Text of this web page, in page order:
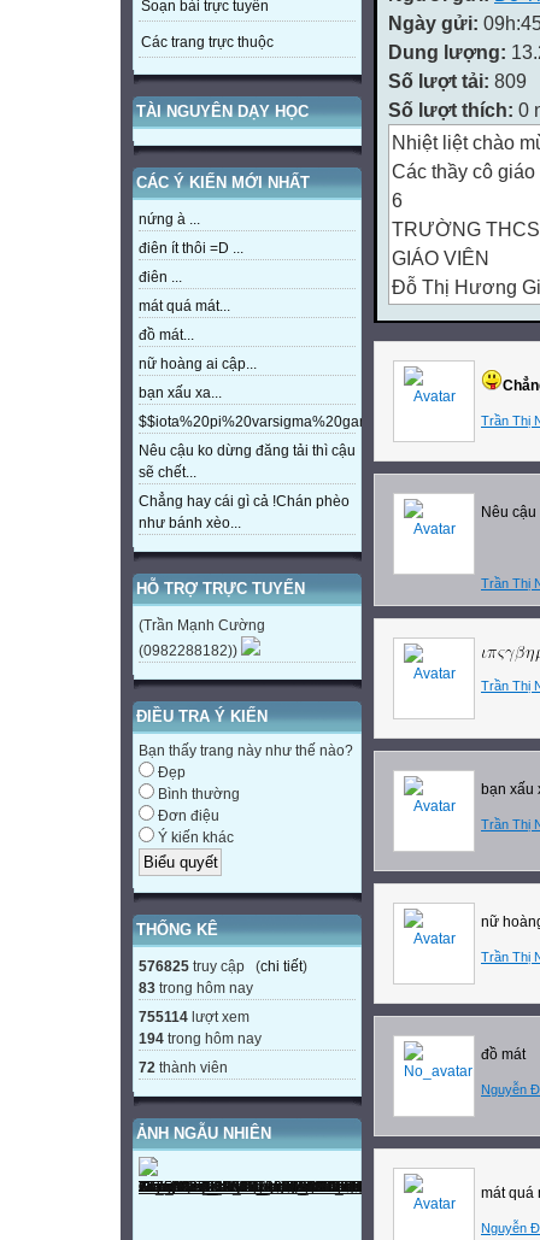
Soạn bài trực tuyến
Các trang trực thuộc
TÀI NGUYÊN DẠY HỌC
CÁC Ý KIẾN MỚI NHẤT
nứng à ...
điên ít thôi =D ...
điên ...
mát quá mát...
đồ mát...
nữ hoàng ai cập...
bạn xấu xa...
Nêu cậu ko dừng đăng tải thì cậu
sẽ chết...
Chẳng hay cái gì cả !Chán phèo
như bánh xèo...
HỖ TRỢ TRỰC TUYẾN
(Trần Mạnh Cường
(0982288182))
ĐIỀU TRA Ý KIẾN
Bạn thấy trang này như thế nào?
Đẹp
Bình thường
Đơn điệu
Ý kiến khác
THỐNG KÊ
576825 truy cập (chi tiết)
83 trong hôm nay
755114 lượt xem
194 trong hôm nay
72 thành viên
ẢNH NGẪU NHIÊN
Ngày gửi:
Dung lượng:
Số lượt tải: 809
Số lượt thích: 0
Nhiệt liệt chào
Các thầy cô
6
TRƯỜNG
GIÁO VIÊN
Đỗ Thị Hương
Kiểm tra bài cũ:
Sự chuyển
Hướng chuyển
22 - 12
Đông� Chí
23 - 9
Thu Phân
21 - 3
22 - 6
Hạ Chí
22 - 12
Đông� Chí
Thu Phân
21 - 3
Xuân Phân
22 - 6
Thời gian Trái
trong khi
1. SỰ
Trái Đất chuyển
tròn.
- Hướng chuyển
Thời gian Trái
nào cũng giữ
Đó là sự
2. HIỆN
Trần Thị
Nêu
Trần Thị
Trần Thị
bạn xấu
Trần Thị
nữ
Trần Thị
đồ mát
Nguyễn
mát quá
Nguyễn